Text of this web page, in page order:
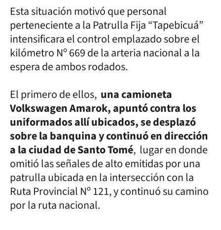
Esta situación motivó que personal
perteneciente a la Patrulla Fija “Tapebicuá”
intensificara el control emplazado sobre el
kilómetro Nº 669 de la arteria nacional a la
espera de ambos rodados.
El primero de ellos, una camioneta
Volkswagen Amarok, apuntó contra los
uniformados allí ubicados, se desplazó
sobre la banquina y continuó en dirección
a la ciudad de Santo Tomé, lugar en donde
omitió las señales de alto emitidas por una
patrulla ubicada en la intersección con la
Ruta Provincial Nº 121, y continuó su camino
por la ruta nacional.